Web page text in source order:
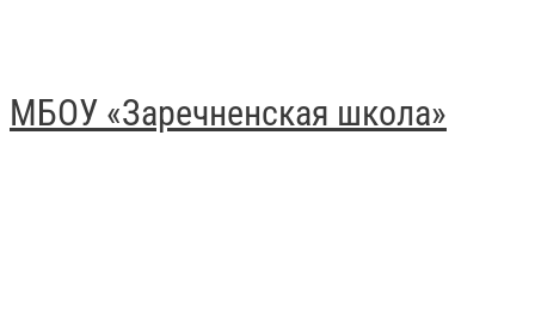
МБОУ «Заречненская школа»